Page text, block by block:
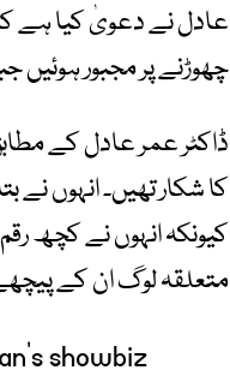
عادل نے دعویٰ کیا ہے
چھوڑنے پر مجبور ہوئیں
کا شکار تھیں۔ انہوں نے
کیونکہ انہوں نے کچھ
متعلقہ لوگ ان کے
showbiz